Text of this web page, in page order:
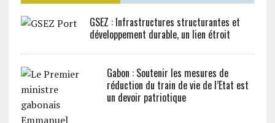
GSEZ : Infrastructures structurantes et
développement durable, un lien étroit
Gabon : Soutenir les mesures de
réduction du train de vie de l’Etat est
un devoir patriotique